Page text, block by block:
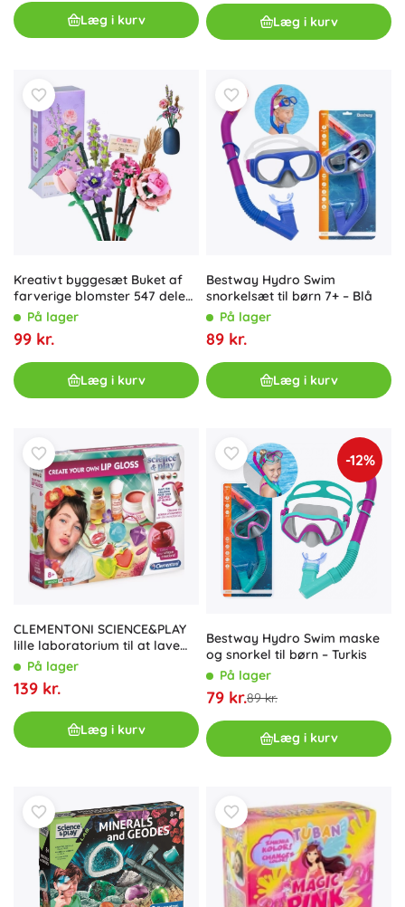
Læg i kurv Læg i kurv
Kreativt byggesæt Buket af
farverige blomster 547 dele
ZA5347
På lager
99 kr.
Læg i kurv
Bestway Hydro Swim
snorkelsæt til børn 7+ – Blå
På lager
89 kr.
Læg i kurv
CLEMENTONI SCIENCE&PLAY
lille laboratorium til at lave
læbepomader
På lager
139 kr.
Læg i kurv
-12%
Bestway Hydro Swim maske
og snorkel til børn – Turkis
På lager
79 kr.89 kr.
Læg i kurv